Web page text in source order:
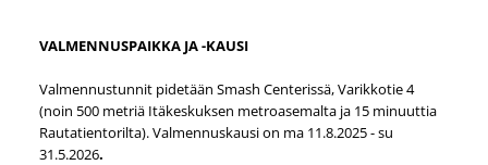
VALMENNUSPAIKKA JA -KAUSI
Valmennustunnit pidetään Smash Centerissä, Varikkotie 4
(noin 500 metriä Itäkeskuksen metroasemalta ja 15 minuuttia
Rautatientorilta). Valmennuskausi on ma 11.8.2025 - su
31.5.2026.